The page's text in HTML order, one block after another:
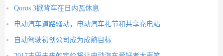
Qoros 3掀背车在日内瓦休息
电动汽车道路骚动，电动汽车礼节和共享充电站
自动驾驶初创公司成为成熟目标